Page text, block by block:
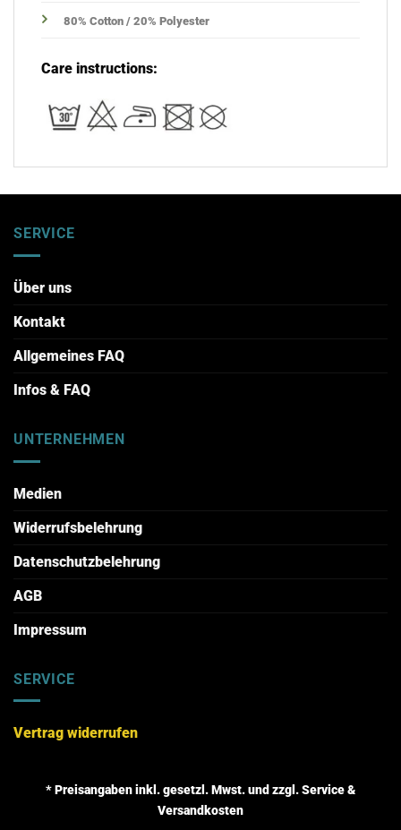
80% Cotton / 20% Polyester
Care instructions:
SERVICE
Über uns
Kontakt
Allgemeines FAQ
Infos & FAQ
UNTERNEHMEN
Medien
Widerrufsbelehrung
Datenschutzbelehrung
AGB
Impressum
SERVICE
Vertrag widerrufen
* Preisangaben inkl. gesetzl. Mwst. und zzgl. Service &
Versandkosten